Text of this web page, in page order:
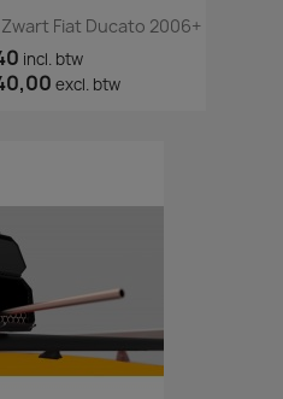
Fiat Ducato 2006+
incl. btw
excl. btw